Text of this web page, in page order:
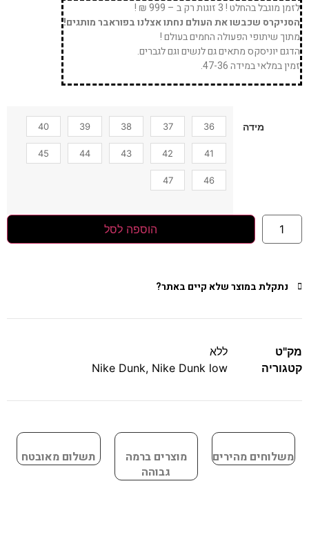
לזמן מוגבל בהחלט ! 3 זוגות רק ב – 999 ₪ !
הסניקרס שכבשו את העולם נחתו אצלנו בפוראבר מותגים!
מתוך שיתופי הפעולה החמים בעולם !
הדגם יוניסקס מתאים גם לנשים וגם לגברים.
זמין במלאי במידה 47-36.
מידה 36
37
38
39
40
41
42
43
44
45
46
47
הוספה לסל
נתקלת במוצר שלא קיים באתר?
מק"ט
ללא
קטגוריה
Nike Dunk, Nike Dunk low
משלוחים מהירים
מוצרים ברמה
גבוהה
תשלום מאובטח